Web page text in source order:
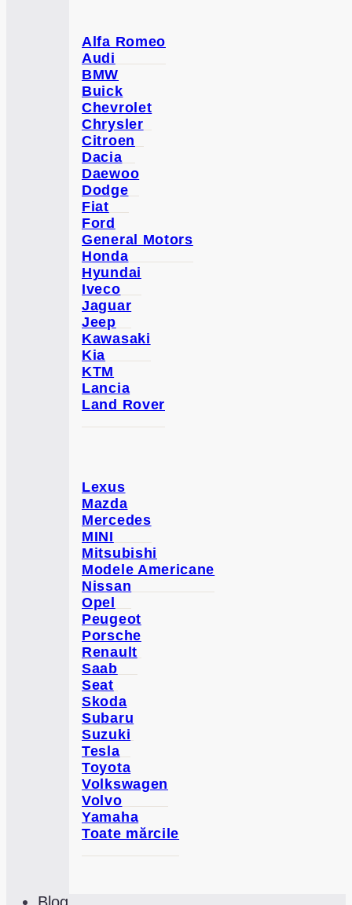
Alfa Romeo
Audi
BMW
Buick
Chevrolet
Chrysler
Citroen
Dacia
Daewoo
Dodge
Fiat
Ford
General Motors
Honda
Hyundai
Iveco
Jaguar
Jeep
Kawasaki
Kia
KTM
Lancia
Land Rover
Lexus
Mazda
Mercedes
MINI
Mitsubishi
Modele Americane
Nissan
Opel
Peugeot
Porsche
Renault
Saab
Seat
Skoda
Subaru
Suzuki
Tesla
Toyota
Volkswagen
Volvo
Yamaha
Toate mărcile